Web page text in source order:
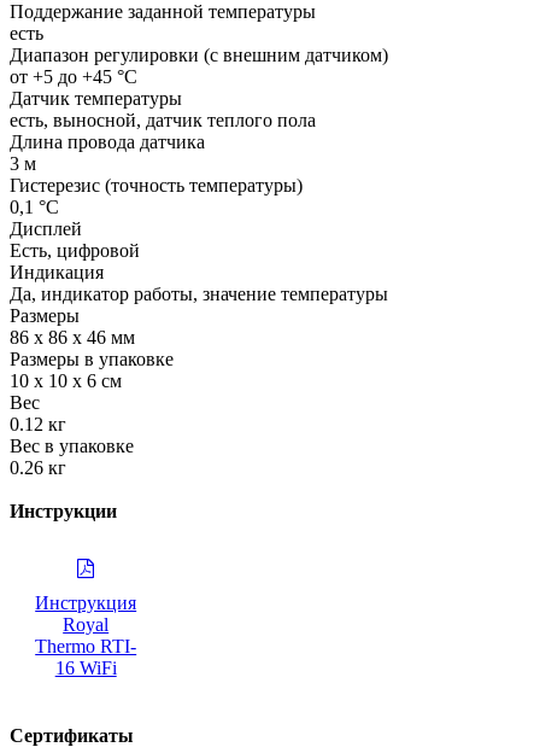
Поддержание заданной температуры
есть
Диапазон регулировки (с внешним датчиком)
от +5 до +45 °C
Датчик температуры
есть, выносной, датчик теплого пола
Длина провода датчика
3 м
Гистерезис (точность температуры)
0,1 °С
Дисплей
Есть, цифровой
Индикация
Да, индикатор работы, значение температуры
Размеры
86 х 86 х 46 мм
Размеры в упаковке
10 х 10 х 6 см
Вес
0.12 кг
Вес в упаковке
0.26 кг
Инструкции
Инструкция
Royal
Thermo RTI-
16 WiFi
Сертификаты